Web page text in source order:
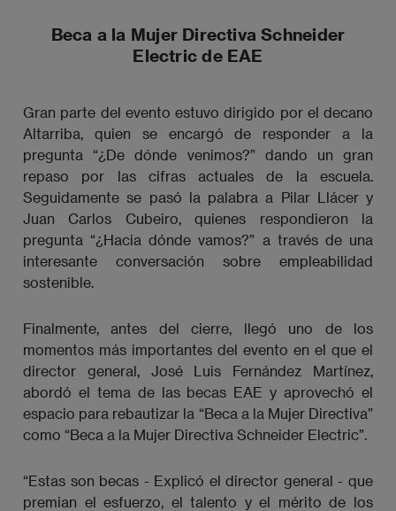
Beca a la Mujer Directiva Schneider
Electric de EAE
Gran parte del evento estuvo dirigido por el decano
Altarriba, quien se encargó de responder a la
pregunta “¿De dónde venimos?” dando un gran
repaso por las cifras actuales de la escuela.
Seguidamente se pasó la palabra a Pilar Llácer y
Juan Carlos Cubeiro, quienes respondieron la
pregunta “¿Hacia dónde vamos?” a través de una
interesante conversación sobre empleabilidad
sostenible.
Finalmente, antes del cierre, llegó uno de los
momentos más importantes del evento en el que el
director general, José Luis Fernández Martínez,
abordó el tema de las becas EAE y aprovechó el
espacio para rebautizar la “Beca a la Mujer Directiva”
como “Beca a la Mujer Directiva Schneider Electric”.
“Estas son becas - Explicó el director general - que
premian el esfuerzo, el talento y el mérito de los